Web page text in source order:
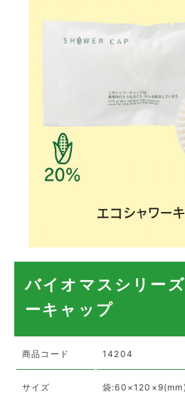
バイオマスシリー
ーキャップ
商品コード 14204
サイズ 袋:60×120×9(mm)